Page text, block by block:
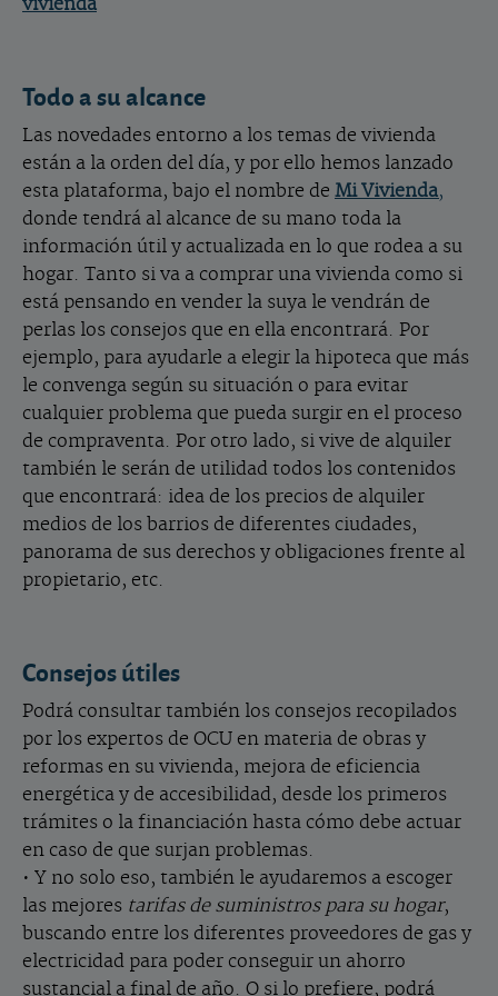
vivienda
Todo a su alcance
Las novedades entorno a los temas de vivienda
están a la orden del día, y por ello hemos lanzado
esta plataforma, bajo el nombre de Mi Vivienda,
donde tendrá al alcance de su mano toda la
información útil y actualizada en lo que rodea a su
hogar. Tanto si va a comprar una vivienda como si
está pensando en vender la suya le vendrán de
perlas los consejos que en ella encontrará. Por
ejemplo, para ayudarle a elegir la hipoteca que más
le convenga según su situación o para evitar
cualquier problema que pueda surgir en el proceso
de compraventa. Por otro lado, si vive de alquiler
también le serán de utilidad todos los contenidos
que encontrará: idea de los precios de alquiler
medios de los barrios de diferentes ciudades,
panorama de sus derechos y obligaciones frente al
propietario, etc.
Consejos útiles
Podrá consultar también los consejos recopilados
por los expertos de OCU en materia de obras y
reformas en su vivienda, mejora de eficiencia
energética y de accesibilidad, desde los primeros
trámites o la financiación hasta cómo debe actuar
en caso de que surjan problemas.
• Y no solo eso, también le ayudaremos a escoger
las mejores tarifas de suministros para su hogar,
buscando entre los diferentes proveedores de gas y
electricidad para poder conseguir un ahorro
sustancial a final de año. O si lo prefiere, podrá